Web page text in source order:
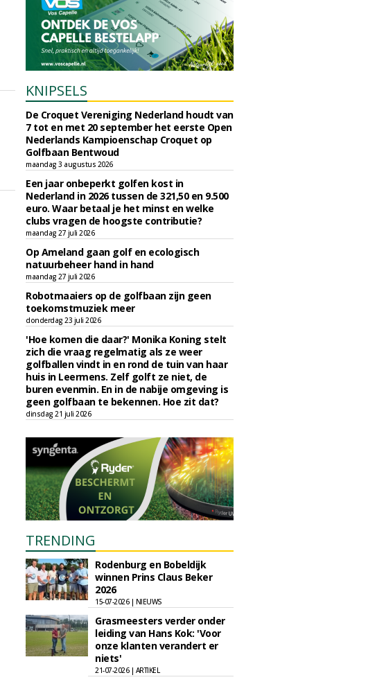
KNIPSELS
De Croquet Vereniging Nederland houdt van
7 tot en met 20 september het eerste Open
Nederlands Kampioenschap Croquet op
Golfbaan Bentwoud
maandag 3 augustus 2026
Een jaar onbeperkt golfen kost in
Nederland in 2026 tussen de 321,50 en 9.500
euro. Waar betaal je het minst en welke
clubs vragen de hoogste contributie?
maandag 27 juli 2026
Op Ameland gaan golf en ecologisch
natuurbeheer hand in hand
maandag 27 juli 2026
Robotmaaiers op de golfbaan zijn geen
toekomstmuziek meer
donderdag 23 juli 2026
'Hoe komen die daar?' Monika Koning stelt
zich die vraag regelmatig als ze weer
golfballen vindt in en rond de tuin van haar
huis in Leermens. Zelf golft ze niet, de
buren evenmin. En in de nabije omgeving is
geen golfbaan te bekennen. Hoe zit dat?
dinsdag 21 juli 2026
TRENDING
Rodenburg en Bobeldijk
winnen Prins Claus Beker
2026
15-07-2026 | NIEUWS
Grasmeesters verder onder
leiding van Hans Kok: 'Voor
onze klanten verandert er
niets'
21-07-2026 | ARTIKEL